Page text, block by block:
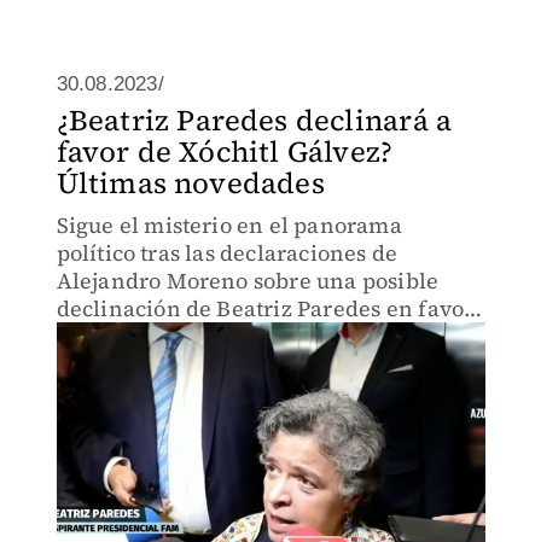
30.08.2023/
¿Beatriz Paredes declinará a
favor de Xóchitl Gálvez?
Últimas novedades
Sigue el misterio en el panorama
político tras las declaraciones de
Alejandro Moreno sobre una posible
declinación de Beatriz Paredes en favor
de Xóchitl Gálvez.